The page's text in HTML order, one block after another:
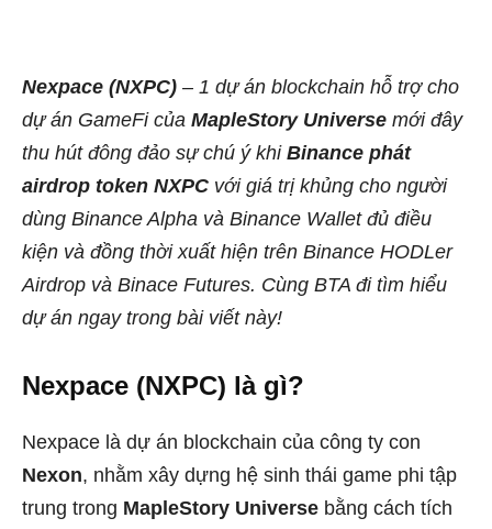
Nexpace (NXPC) – 1 dự án blockchain hỗ trợ cho
dự án GameFi của MapleStory Universe mới đây
thu hút đông đảo sự chú ý khi Binance phát
airdrop token NXPC với giá trị khủng cho người
dùng Binance Alpha và Binance Wallet đủ điều
kiện và đồng thời xuất hiện trên Binance HODLer
Airdrop và Binace Futures. Cùng BTA đi tìm hiểu
dự án ngay trong bài viết này!
Nexpace (NXPC) là gì?
Nexpace là dự án blockchain của công ty con
Nexon, nhằm xây dựng hệ sinh thái game phi tập
trung trong MapleStory Universe bằng cách tích